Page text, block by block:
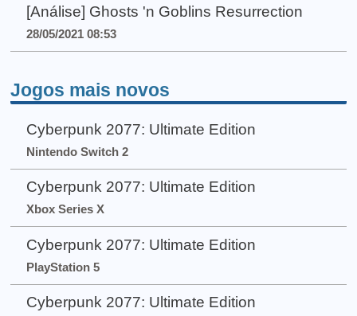
[Análise] Ghosts 'n Goblins Resurrection
28/05/2021 08:53
Jogos mais novos
Cyberpunk 2077: Ultimate Edition
Nintendo Switch 2
Cyberpunk 2077: Ultimate Edition
Xbox Series X
Cyberpunk 2077: Ultimate Edition
PlayStation 5
Cyberpunk 2077: Ultimate Edition